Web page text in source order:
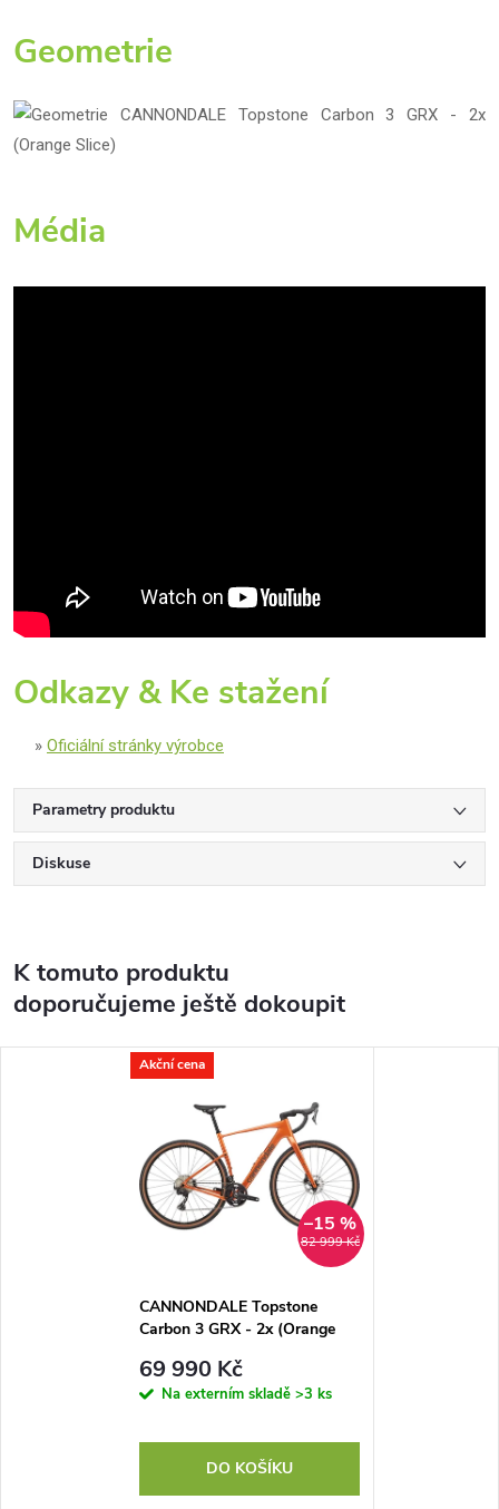
Geometrie
Média
Odkazy & Ke stažení
Oficiální stránky výrobce
Parametry produktu
Diskuse
K tomuto produktu
doporučujeme ještě dokoupit
Akční cena
82 999 Kč
–15 %
CANNONDALE Topstone
Carbon 3 GRX - 2x (Orange
69 990 Kč
Na externím skladě >3 ks
DO KOŠÍKU